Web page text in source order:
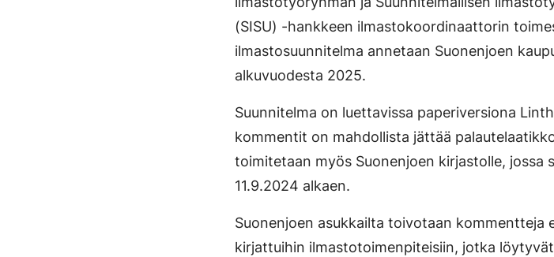
(SISU) -hankkeen ilmastokoordinaattorin
ilmastosuunnitelma annetaan Suonenjoen
alkuvuodesta 2025.
Suunnitelma on luettavissa paperiversiona
kommentit on mahdollista jättää
toimitetaan myös Suonenjoen kirjastolle, jossa
11.9.2024 alkaen.
Suonenjoen asukkailta toivotaan kommentteja
kirjattuihin ilmastotoimenpiteisiin, jotka